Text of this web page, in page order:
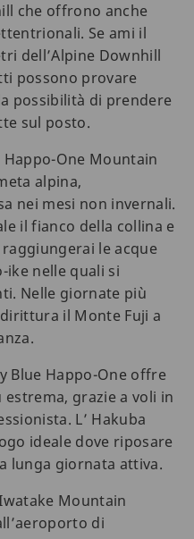
che offrono anche
Se ami il
dell’Alpine Downhill
possono provare
possibilità di prendere
sul posto.
One Mountain
alpina,
nei mesi non invernali.
il fianco della collina e
le acque
ike nelle quali si
Nelle giornate più
il Monte Fuji a
Blue Happo-One offre
grazie a voli in
L’ Hakuba
ideale dove riposare
lunga giornata attiva.
Mountain
di